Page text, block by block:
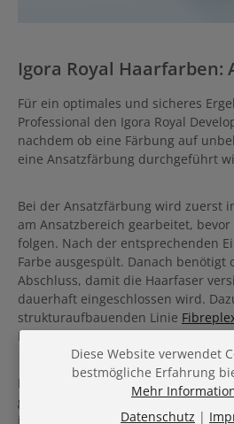
Igora Royal Haarfarben:
Für ein optimales und sicheres
Professional den Igora Royal
nachdem ob eine Färbung auf
eine Ansatzfärbung durchgeführt
Bei der Ansatzfärbung wird zuerst
am Ansatzbereich gearbeitet,
folgen. Nach der entsprechenden
Farbe ausgespült. Danach benötigt
Abschluss, damit die Haarfaser
dauerhaft eingeschlossen wird.
strukturaufbauenden Linie
Pflege nach der Coloration oder
Du möchtest deine Farbe
gibt es von Schwarzkopf die Chroma
ist eine farbauffrischende und die
Diese Website verwendet
bestmögliche Erfahrung
Mehr
Datenschutz |